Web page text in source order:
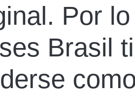
Por
Brasil